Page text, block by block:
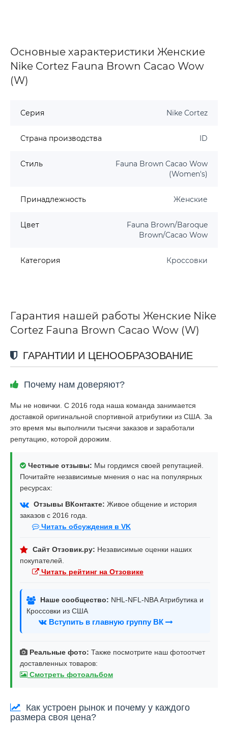
Основные характеристики Женские
Nike Cortez Fauna Brown Cacao Wow
(W)
Серия Nike Cortez
Страна производства ID
Стиль
Fauna Brown Cacao Wow
(Women's)
Принадлежность Женские
Цвет
Fauna Brown/Baroque
Brown/Cacao Wow
Категория Кроссовки
Гарантия нашей работы Женские Nike
Cortez Fauna Brown Cacao Wow (W)
ГАРАНТИИ И ЦЕНООБРАЗОВАНИЕ
Почему нам доверяют?
Мы не новички. С 2016 года наша команда занимается
доставкой оригинальной спортивной атрибутики из США. За
это время мы выполнили тысячи заказов и заработали
репутацию, которой дорожим.
Честные отзывы: Мы гордимся своей репутацией.
Почитайте независимые мнения о нас на популярных
ресурсах:
Отзывы ВКонтакте: Живое общение и история
заказов с 2016 года.
Читать обсуждения в VK
Сайт Отзовик.ру: Независимые оценки наших
покупателей.
Читать рейтинг на Отзовике
Наше сообщество: NHL-NFL-NBA Атрибутика и
Кроссовки из США
Вступить в главную группу ВК
Реальные фото: Также посмотрите наш фотоотчет
доставленных товаров:
Смотреть фотоальбом
Как устроен рынок и почему у каждого
размера своя цена?